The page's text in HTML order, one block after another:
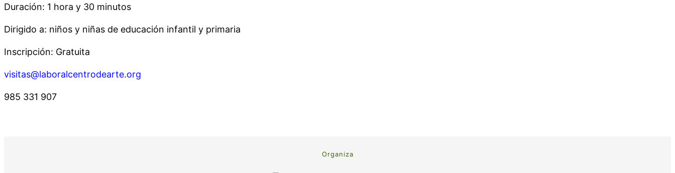
Duración: 1 hora y 30 minutos
Dirigido a: niños y niñas de educación infantil y primaria
Inscripción: Gratuita
visitas@laboralcentrodearte.org
985 331 907
Organiza